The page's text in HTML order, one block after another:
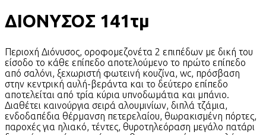
ΔΙΟΝΥΣΟΣ 141τμ
Περιοχή Διόνυσος, οροφομεζονέτα 2 επιπέδων με δική του
είσοδο το κάθε επίπεδο αποτελούμενο το πρώτο επίπεδο
από σαλόνι, ξεχωριστή φωτεινή κουζίνα, wc, πρόσβαση
στην κεντρική αυλή-βεράντα και το δεύτερο επίπεδο
αποτελείται από τρία κύρια υπνοδωμάτια και μπάνιο.
Διαθέτει καινούργια σειρά αλουμινίων, διπλά τζάμια,
ενδοδαπέδια θέρμανση πετερελαίου, θωρακισμένη πόρτες,
παροχές για ηλιακό, τέντες, θυροτηλεόραση μεγάλο πατάρι